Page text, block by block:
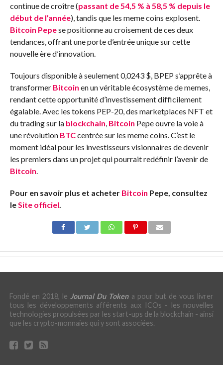
continue de croître (passant de 54,5 % à 58,5 % depuis le
début de l’année), tandis que les meme coins explosent.
Bitcoin Pepese positionne au croisement de ces deux
tendances, offrant une porte d’entrée unique sur cette
nouvelle ère d’innovation.
Toujours disponible à seulement 0,0243 $, BPEP s’apprête à
transformer Bitcoin en un véritable écosystème de memes,
rendant cette opportunité d’investissement difficilement
égalable. Avec les tokens PEP-20, des marketplaces NFT et
du trading sur la blockchain, Bitcoin Pepe ouvre la voie à
une révolution BTCcentrée sur les meme coins. C’est le
moment idéal pour les investisseurs visionnaires de devenir
les premiers dans un projet qui pourrait redéfinir l’avenir de
Bitcoin.
Pour en savoir plus et acheter Bitcoin Pepe, consultez
leSite officiel.
Fondé en 2018, le Journal Du Tokena pour but de vous livrer
tous les développements afférents aux ICOs - les nouvelles
technologies propulsées par les start-ups de la blockchain - ainsi
que les crypto-monnaies qui y sont associées.